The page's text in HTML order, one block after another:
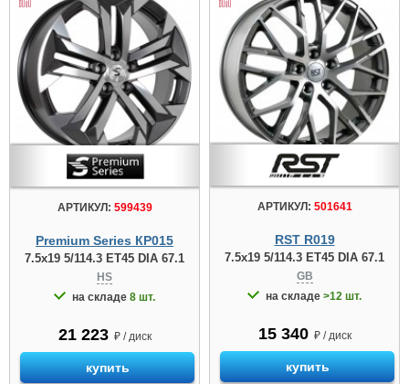
АРТИКУЛ: 599439
Premium Series КР015
7.5x19 5/114.3 ET45 DIA 67.1
HS
на складе 8 шт.
21 223 ₽ / диск
купить
АРТИКУЛ: 501641
RST R019
7.5x19 5/114.3 ET45 DIA 67.1
GB
на складе >12 шт.
15 340 ₽ / диск
купить